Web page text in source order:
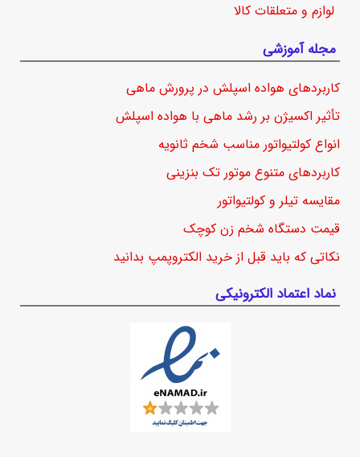
لوازم و متعلقات کالا
مجله آموزشی
کاربردهای هواده اسپلش در پرورش ماهی
تأثیر اکسیژن بر رشد ماهی با هواده اسپلش
انواع کولتیواتور مناسب شخم ثانویه
کاربردهای متنوع موتور تک بنزینی
مقایسه تیلر و کولتیواتور
قیمت دستگاه شخم زن کوچک
نکاتی که باید قبل از خرید الکتروپمپ بدانید
نماد اعتماد الکترونیکی